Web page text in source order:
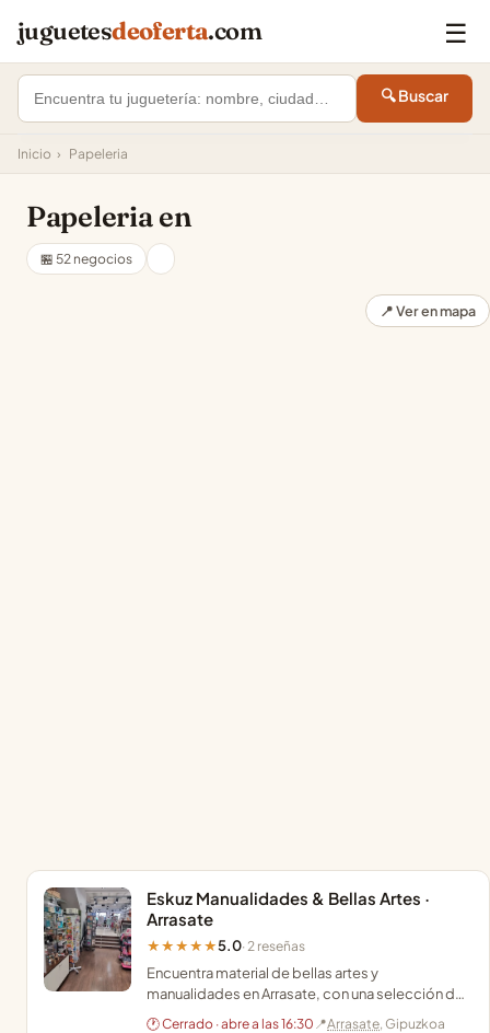
juguetesdeoferta.com ☰
🔍 Buscar
Inicio › Papeleria
Papeleria en
🏪 52 negocios
📍 Ver en mapa
Eskuz Manualidades & Bellas Artes ·
Arrasate
★★★★★5.0· 2 reseñas
Encuentra material de bellas artes y
manualidades en Arrasate, con una selección de
artículos para regalo que marcan la diferencia.
🕐 Cerrado · abre a las 16:30 📍Arrasate, Gipuzkoa